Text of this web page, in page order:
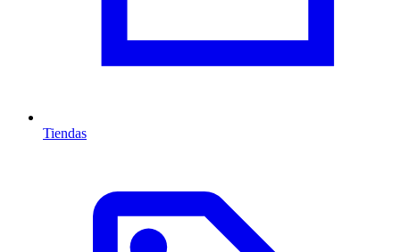
Tiendas